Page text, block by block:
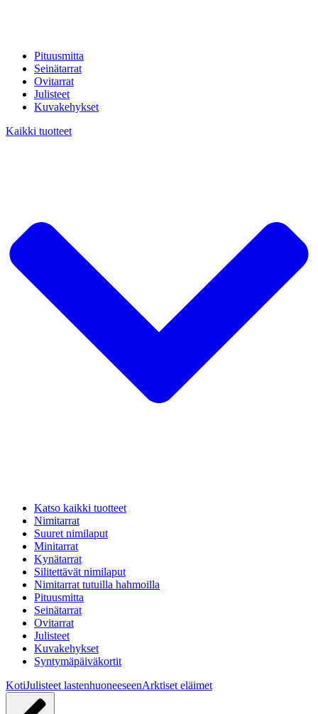
Pituusmitta
Seinätarrat
Ovitarrat
Julisteet
Kuvakehykset
Kaikki tuotteet
Katso kaikki tuotteet
Nimitarrat
Suuret nimilaput
Minitarrat
Kynätarrat
Silitettävät nimilaput
Nimitarrat tutuilla hahmoilla
Pituusmitta
Seinätarrat
Ovitarrat
Julisteet
Kuvakehykset
Syntymäpäiväkortit
KotiJulisteet lastenhuoneeseenArktiset eläimet